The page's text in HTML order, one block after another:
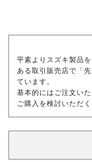
平素よりスズキ製品
ある取引販売店で「
ています。
基本的にはご注文い
ご購入を検討いただ